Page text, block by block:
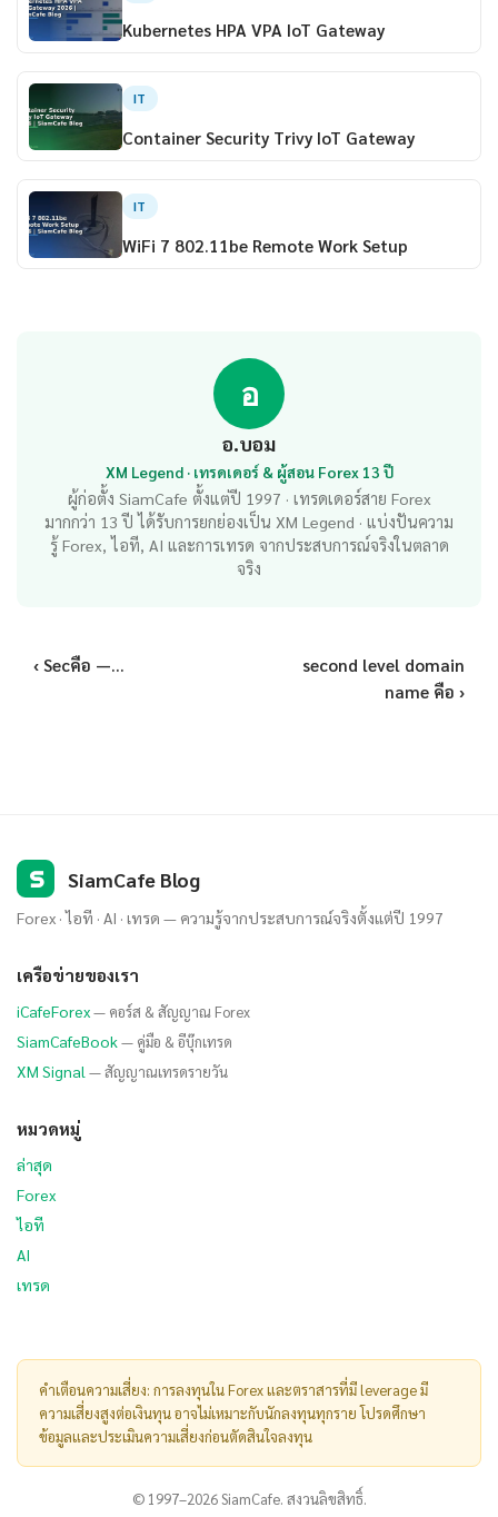
Kubernetes HPA VPA IoT Gateway
IT
Container Security Trivy IoT Gateway
IT
WiFi 7 802.11be Remote Work Setup
อ
อ.บอม
XM Legend · เทรดเดอร์ & ผู้สอน Forex 13 ปี
ผู้ก่อตั้ง SiamCafe ตั้งแต่ปี 1997 · เทรดเดอร์สาย Forex
มากกว่า 13 ปี ได้รับการยกย่องเป็น XM Legend · แบ่งปันความ
รู้ Forex, ไอที, AI และการเทรด จากประสบการณ์จริงในตลาด
จริง
‹ Secคือ —...
second level domain
name คือ ›
S SiamCafe Blog
Forex · ไอที · AI · เทรด — ความรู้จากประสบการณ์จริงตั้งแต่ปี 1997
เครือข่ายของเรา
iCafeForex— คอร์ส & สัญญาณ Forex
SiamCafeBook— คู่มือ & อีบุ๊กเทรด
XM Signal — สัญญาณเทรดรายวัน
หมวดหมู่
ล่าสุด
Forex
ไอที
AI
เทรด
คำเตือนความเสี่ยง: การลงทุนใน Forex และตราสารที่มี leverage มี
ความเสี่ยงสูงต่อเงินทุน อาจไม่เหมาะกับนักลงทุนทุกราย โปรดศึกษา
ข้อมูลและประเมินความเสี่ยงก่อนตัดสินใจลงทุน
© 1997–2026 SiamCafe. สงวนลิขสิทธิ์.